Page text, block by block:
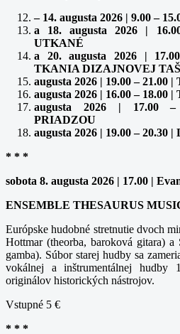
– 14. augusta 2026 | 9.00 –
a 18. augusta 2026 |
UTKANÉ
a 20. augusta 2026 |
TKANIA DIZAJNOVEJ
augusta 2026 | 19.00 –
augusta 2026 | 16.00 –
augusta 2026 | 17.00
PRIADZOU
augusta 2026 | 19.00 –
* * *
sobota 8. augusta 2026 | 17.00 |
ENSEMBLE THESAURUS
Európske hudobné stretnutie dvoch
Hottmar (theorba, baroková gitara) a
gamba). Súbor starej hudby sa
vokálnej a inštrumentálnej
originálov historických nástrojov.
Vstupné 5 €
* * *